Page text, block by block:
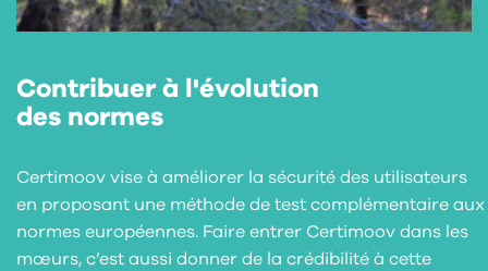
Contribuer à l'évolution
des normes
Certimoov vise à améliorer la sécurité des utilisateurs
en proposant une méthode de test complémentaire aux
normes européennes. Faire entrer Certimoov dans les
mœurs, c’est aussi donner de la crédibilité à cette